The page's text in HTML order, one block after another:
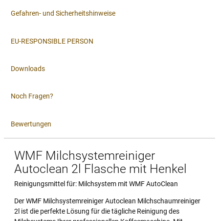
Gefahren- und Sicherheitshinweise
EU-RESPONSIBLE PERSON
Downloads
Noch Fragen?
Bewertungen
WMF Milchsystemreiniger
Autoclean 2l Flasche mit Henkel
Reinigungsmittel für: Milchsystem mit WMF AutoClean
Der WMF Milchsystemreiniger Autoclean Milchschaumreiniger
2l ist die perfekte Lösung für die tägliche Reinigung des